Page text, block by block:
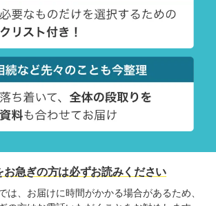
お急ぎの方は必ずお読みください
は、お届けに時間がかかる場合があるため、